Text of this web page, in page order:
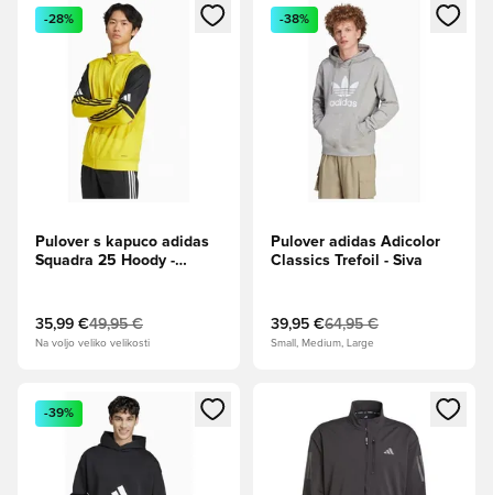
Odpre Modal za prijavo ali vpis kot član
-28%
Pulover s kapuco adidas
Squadra 25 Hoody -
35,99 €49,95 €
Na voljo veliko velikosti
Odpre Modal za prijavo ali
-38%
Pulover adidas Adicolor
Classics Trefoil - Siva
39,95 €64,95 €
Small, Medium, Large
Odpre Modal za prijavo ali vpis kot član
-39%
Odpre Modal za prijavo ali